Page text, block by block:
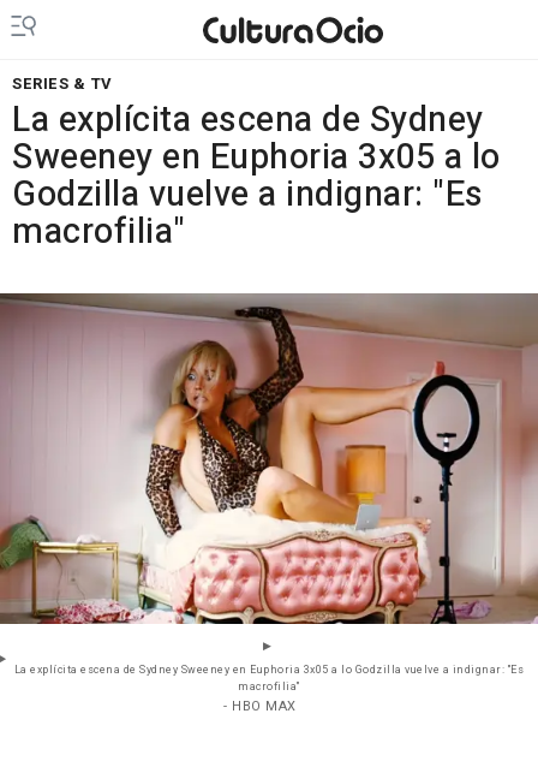
SERIES & TV
La explícita escena de Sydney
Sweeney en Euphoria 3x05 a lo
Godzilla vuelve a indignar: "Es
macrofilia"
La explícita escena de Sydney Sweeney en Euphoria 3x05 a lo Godzilla vuelve a indignar: "Es
macrofilia"
- HBO MAX